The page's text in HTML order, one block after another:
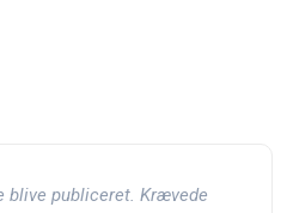
blive publiceret. Krævede